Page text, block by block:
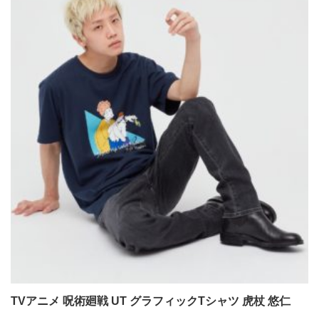
TVアニメ 呪術廻戦 UT グラフィックTシャツ 虎杖 悠仁